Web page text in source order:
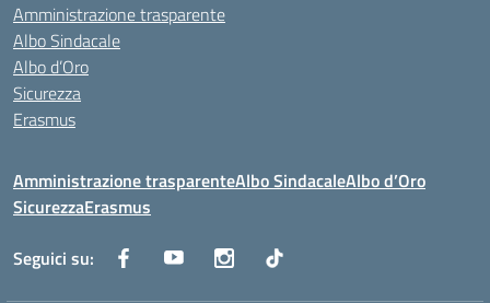
Amministrazione trasparente
Albo Sindacale
Albo d’Oro
Sicurezza
Erasmus
Amministrazione trasparenteAlbo SindacaleAlbo d’Oro
SicurezzaErasmus
Seguici su: